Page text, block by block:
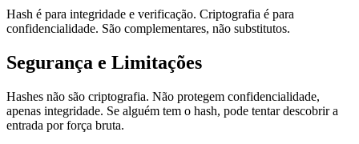
Hash é para integridade e verificação. Criptografia é para
confidencialidade. São complementares, não substitutos.
Segurança e Limitações
Hashes não são criptografia. Não protegem confidencialidade,
apenas integridade. Se alguém tem o hash, pode tentar descobrir a
entrada por força bruta.